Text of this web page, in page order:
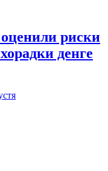
риски
денге